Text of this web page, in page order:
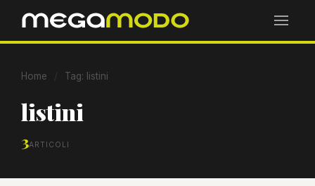
Home Tag: listini
listini
3ARTICOLI